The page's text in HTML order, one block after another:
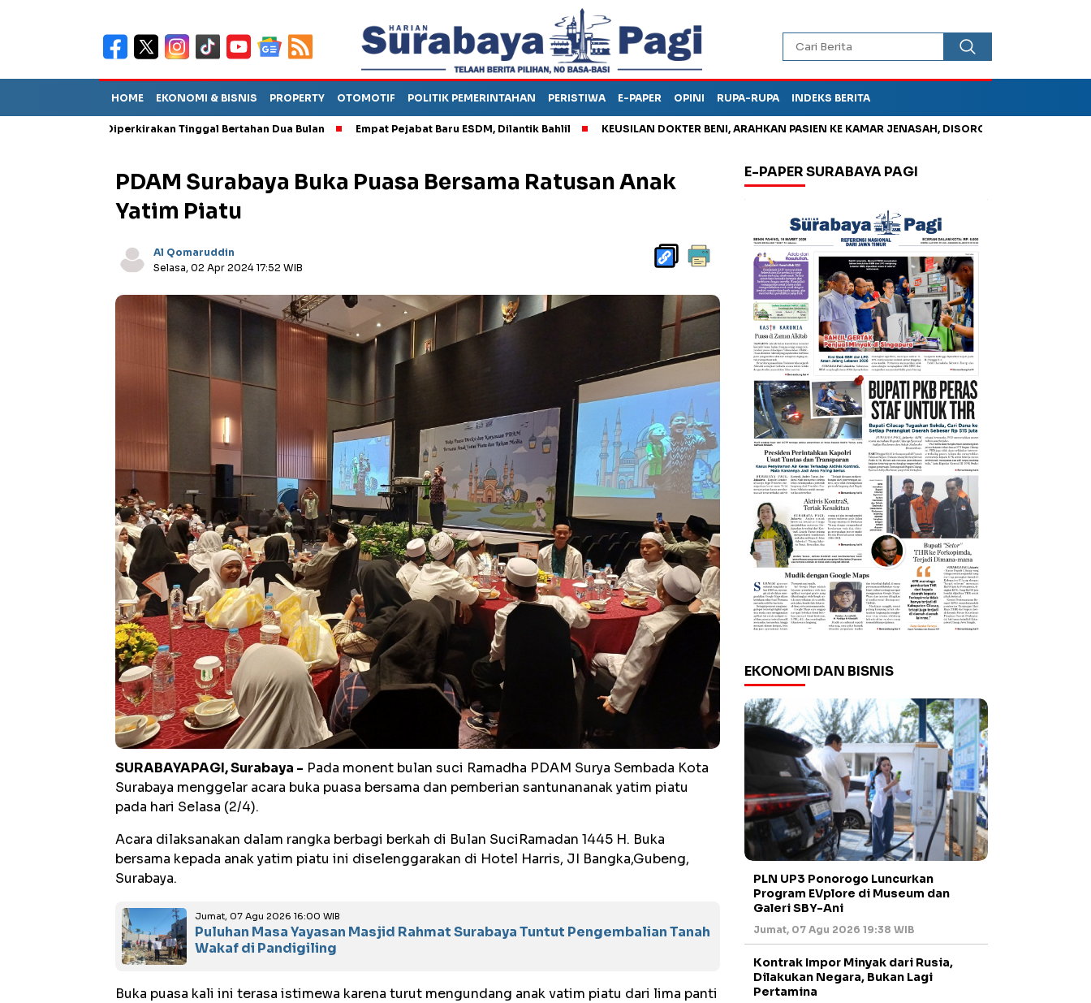
HOME EKONOMI & BISNIS PROPERTY OTOMOTIF POLITIK PEMERINTAHAN PERISTIWA E-PAPER OPINI RUPA-RUPA INDEKS BERITA
TPA Diperkirakan Tinggal Bertahan Dua Bulan Empat Pejabat Baru ESDM, Dilantik Bahlil KEUSILAN DOKTER BENI, ARAHKAN PASIEN KE KAMAR JENASAH, DISOROT Jadi Otak Mark Up
PDAM Surabaya Buka Puasa Bersama Ratusan Anak
Yatim Piatu
Al Qomaruddin
Selasa, 02 Apr 2024 17:52 WIB
SURABAYAPAGI, Surabaya - Pada monent bulan suci Ramadha PDAM Surya Sembada Kota
Surabaya menggelar acara buka puasa bersama dan pemberian santunananak yatim piatu
pada hari Selasa (2/4).
Acara dilaksanakan dalam rangka berbagi berkah di Bulan SuciRamadan 1445 H. Buka
bersama kepada anak yatim piatu ini diselenggarakan di Hotel Harris, JI Bangka,Gubeng,
Surabaya.
Jumat, 07 Agu 2026 16:00 WIB
Puluhan Masa Yayasan Masjid Rahmat Surabaya Tuntut Pengembalian Tanah
Wakaf di Pandigiling
Buka puasa kali ini terasa istimewa karena turut mengundang anak vatim piatu dari lima panti
E-PAPER SURABAYA PAGI
EKONOMI DAN BISNIS
PLN UP3 Ponorogo Luncurkan
Program EVplore di Museum dan
Galeri SBY-Ani
Jumat, 07 Agu 2026 19:38 WIB
Kontrak Impor Minyak dari Rusia,
Dilakukan Negara, Bukan Lagi
Pertamina